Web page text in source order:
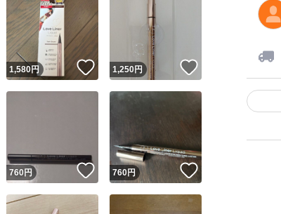
いね！
1,580円 いいね！
1,250円
いね！
760 円 いいね！
760円